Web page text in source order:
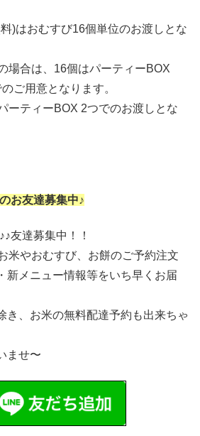
)はおむすび16個単位のお渡しとな
場合は、16個はパーティーBOX
ご用意となります。
ーティーBOX 2つでのお渡しとな
お友達募集中♪
友達募集中！！
米やおむすび、お餅のご予約注文
新メニュー情報等をいち早くお届
き、お米の無料配達予約も出来ちゃ
ませ〜